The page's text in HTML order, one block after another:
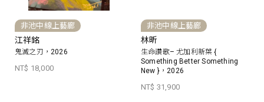
非池中線上藝廊
江祥銘
鬼滅之刃，2026
NT$ 18,000
非池中線上藝廊
林昕
生命讚歌– 尤加利新葉 {
Something Better Something
New }，2026
NT$ 31,900